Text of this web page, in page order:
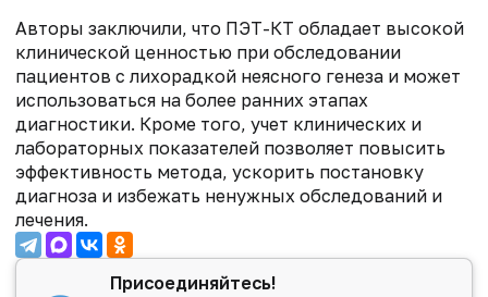
Авторы заключили, что ПЭТ-КТ обладает высокой
клинической ценностью при обследовании
пациентов с лихорадкой неясного генеза и может
использоваться на более ранних этапах
диагностики. Кроме того, учет клинических и
лабораторных показателей позволяет повысить
эффективность метода, ускорить постановку
диагноза и избежать ненужных обследований и
лечения.
Присоединяйтесь!